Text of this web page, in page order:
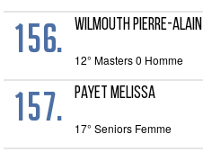
156. WILMOUTH PIERRE-ALAIN
12° Masters 0 Homme
157. PAYET MELISSA
17° Seniors Femme